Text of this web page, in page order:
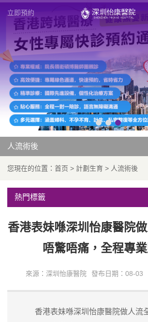
立即預約
人流術後
您現在的位置： 首页 > 計劃生育 > 人流術後
熱門標籤
香港表妹喺深圳怡康醫院
唔驚唔痛，全程專
來源：深圳怡康醫院 發布日期：08-03
香港表妹喺深圳怡康醫院做人流